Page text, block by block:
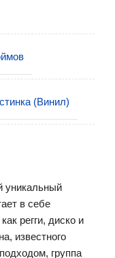
(Винил)
уникальный
в себе
регги, диско и
известного
группа